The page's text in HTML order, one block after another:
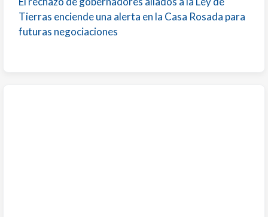
Tierras enciende una alerta en la Casa Rosada para
futuras negociaciones